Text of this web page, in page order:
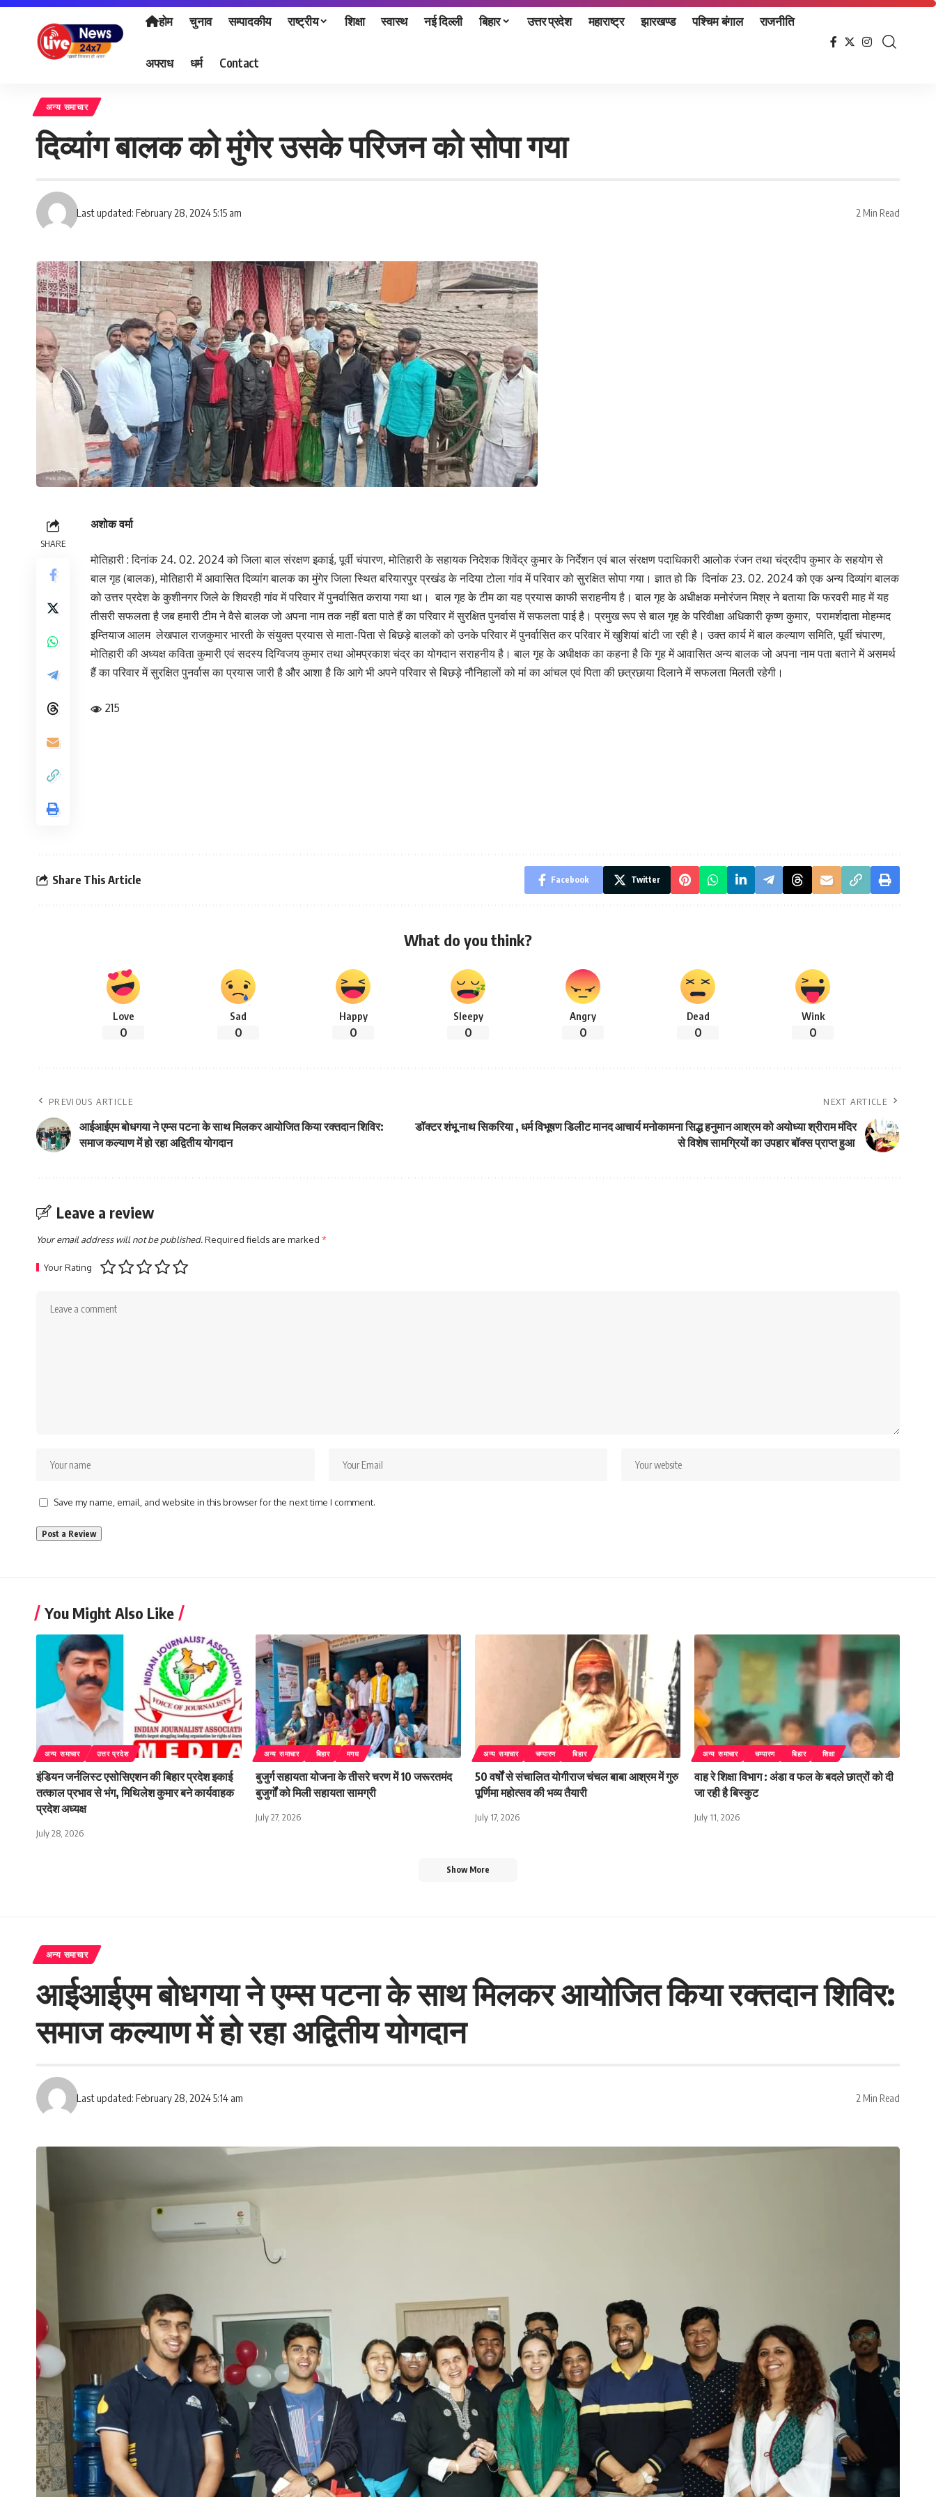
होम चुनाव सम्पादकीय राष्ट्रीय शिक्षा स्वास्थ नई दिल्ली बिहार उत्तर प्रदेश महाराष्ट्र झारखण्ड पश्चिम बंगाल राजनीति
अपराध धर्म Contact
अन्य समाचार
दिव्यांग बालक को मुंगेर उसके परिजन को सोपा गया
Last updated: February 28, 2024 5:15 am 2 Min Read
SHARE
अशोक वर्मा
मोतिहारी : दिनांक 24. 02. 2024 को जिला बाल संरक्षण इकाई, पूर्वी चंपारण, मोतिहारी के सहायक निदेशक शिवेंद्र कुमार के निर्देशन एवं बाल संरक्षण पदाधिकारी आलोक रंजन तथा चंद्रदीप कुमार के सहयोग से
बाल गृह (बालक), मोतिहारी में आवासित दिव्यांग बालक का मुंगेर जिला स्थित बरियारपुर प्रखंड के नदिया टोला गांव में परिवार को सुरक्षित सोपा गया। ज्ञात हो कि दिनांक 23. 02. 2024 को एक अन्य दिव्यांग बालक
को उत्तर प्रदेश के कुशीनगर जिले के शिवरही गांव में परिवार में पुनर्वासित कराया गया था। बाल गृह के टीम का यह प्रयास काफी सराहनीय है। बाल गृह के अधीक्षक मनोरंजन मिश्र ने बताया कि फरवरी माह में यह
तीसरी सफलता है जब हमारी टीम ने वैसे बालक जो अपना नाम तक नहीं बता पाते हैं का परिवार में सुरक्षित पुनर्वास में सफलता पाई है। प्रमुख रूप से बाल गृह के परिवीक्षा अधिकारी कृष्ण कुमार, परामर्शदाता मोहम्मद
इम्तियाज आलम लेखपाल राजकुमार भारती के संयुक्त प्रयास से माता-पिता से बिछड़े बालकों को उनके परिवार में पुनर्वासित कर परिवार में खुशियां बांटी जा रही है। उक्त कार्य में बाल कल्याण समिति, पूर्वी चंपारण,
मोतिहारी की अध्यक्ष कविता कुमारी एवं सदस्य दिग्विजय कुमार तथा ओमप्रकाश चंद्र का योगदान सराहनीय है। बाल गृह के अधीक्षक का कहना है कि गृह में आवासित अन्य बालक जो अपना नाम पता बताने में असमर्थ
हैं का परिवार में सुरक्षित पुनर्वास का प्रयास जारी है और आशा है कि आगे भी अपने परिवार से बिछड़े नौनिहालों को मां का आंचल एवं पिता की छत्रछाया दिलाने में सफलता मिलती रहेगी।
215
Share This Article Facebook Twitter
What do you think?
Love
0
Sad
0
Happy
0
Sleepy
0
Angry
0
Dead
0
Wink
0
PREVIOUS ARTICLE
आईआईएम बोधगया ने एम्स पटना के साथ मिलकर आयोजित किया रक्तदान शिविर:
समाज कल्याण में हो रहा अद्वितीय योगदान
NEXT ARTICLE
डॉक्टर शंभू नाथ सिकरिया , धर्म विभूषण डिलीट मानद आचार्य मनोकामना सिद्ध हनुमान आश्रम को अयोध्या श्रीराम मंदिर
से विशेष सामग्रियों का उपहार बॉक्स प्राप्त हुआ
Leave a review
Your email address will not be published.Required fields are marked *
Your Rating
Save my name, email, and website in this browser for the next time I comment.
You Might Also Like
अन्य समाचार उत्तर प्रदेश
इंडियन जर्नलिस्ट एसोसिएशन की बिहार प्रदेश इकाई
तत्काल प्रभाव से भंग, मिथिलेश कुमार बने कार्यवाहक
प्रदेश अध्यक्ष
July 28, 2026
अन्य समाचार बिहार मगध
बुजुर्ग सहायता योजना के तीसरे चरण में 10 जरूरतमंद
बुजुर्गों को मिली सहायता सामग्री
July 27, 2026
अन्य समाचार चम्पारण बिहार
50 वर्षों से संचालित योगीराज चंचल बाबा आश्रम में गुरु
पूर्णिमा महोत्सव की भव्य तैयारी
July 17, 2026
अन्य समाचार चम्पारण बिहार शिक्षा
वाह रे शिक्षा विभाग : अंडा व फल के बदले छात्रों को दी
जा रही है बिस्कुट
July 11, 2026
Show More
अन्य समाचार
आईआईएम बोधगया ने एम्स पटना के साथ मिलकर आयोजित किया रक्तदान शिविर:
समाज कल्याण में हो रहा अद्वितीय योगदान
Last updated: February 28, 2024 5:14 am 2 Min Read